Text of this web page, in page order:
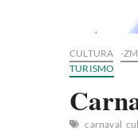
CULTURA -
TURISMO
carnaval